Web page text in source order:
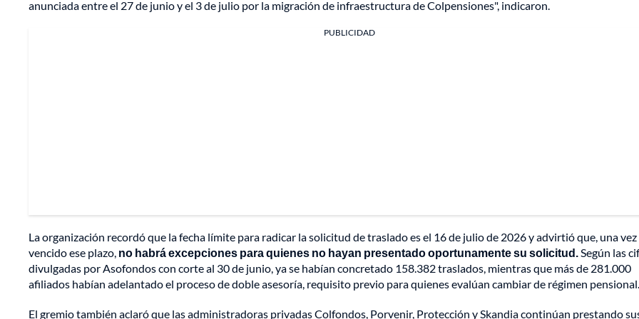
anunciada entre el 27 de junio y el 3 de julio por la migración de infraestructura de Colpensiones", indicaron.
PUBLICIDAD
La organización recordó que la fecha límite para radicar la solicitud de traslado es el 16 de julio de 2026 y advirtió que, una vez
vencido ese plazo, no habrá excepciones para quienes no hayan presentado oportunamente su solicitud.Según las
divulgadas por Asofondos con corte al 30 de junio, ya se habían concretado 158.382 traslados, mientras que más de 281.000
afiliados habían adelantado el proceso de doble asesoría, requisito previo para quienes evalúan cambiar de régimen pensional.
El gremio también aclaró que las administradoras privadas Colfondos, Porvenir, Protección y Skandia continúan prestando